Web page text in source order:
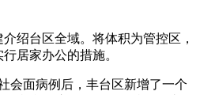
绍台区全域。将体积为管控区，
居家办公的措施。
会面病例后，丰台区新增了一个